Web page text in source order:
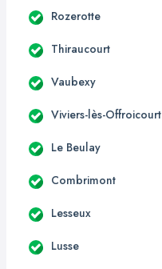
Rozerotte
Thiraucourt
Vaubexy
Viviers-lès-Offroicourt
Le Beulay
Combrimont
Lesseux
Lusse